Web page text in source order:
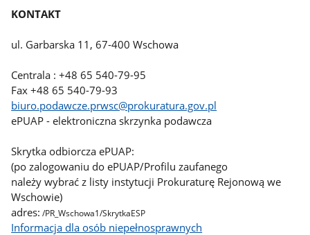
KONTAKT
ul. Garbarska 11, 67-400 Wschowa
Centrala : +48 65 540-79-95
Fax +48 65 540-79-93
biuro.podawcze.prwsc@prokuratura.gov.pl
ePUAP - elektroniczna skrzynka podawcza
Skrytka odbiorcza ePUAP:
(po zalogowaniu do ePUAP/Profilu zaufanego
należy wybrać z listy instytucji Prokuraturę Rejonową we
Wschowie)
adres: /PR_Wschowa1/SkrytkaESP
Informacja dla osób niepełnosprawnych